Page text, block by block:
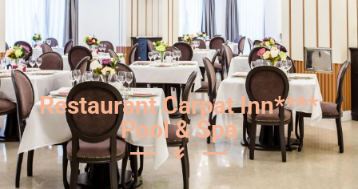
Restaurant Carpat Inn****
Pool & Spa